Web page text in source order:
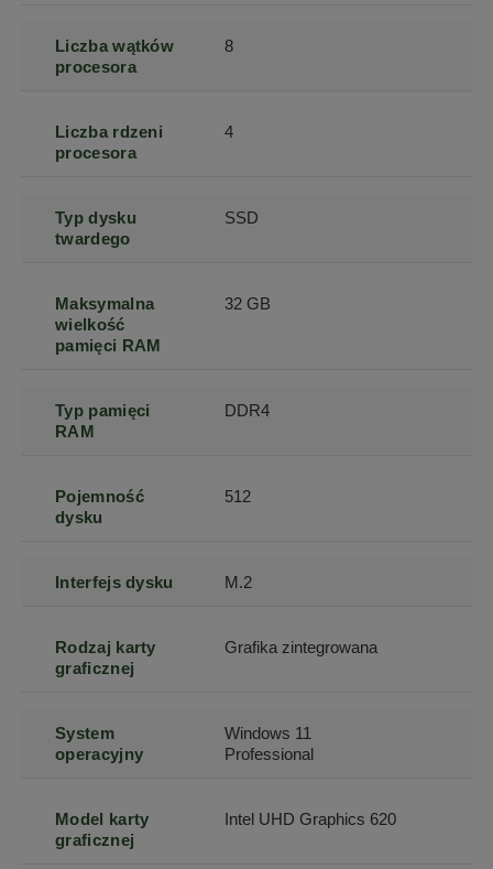
Liczba wątków
procesora
8
Liczba rdzeni
procesora
4
Typ dysku
twardego
SSD
Maksymalna
wielkość
pamięci RAM
32 GB
Typ pamięci
RAM
DDR4
Pojemność
dysku
512
Interfejs dysku M.2
Rodzaj karty
graficznej
Grafika zintegrowana
System
operacyjny
Windows 11
Professional
Model karty
graficznej
Intel UHD Graphics 620